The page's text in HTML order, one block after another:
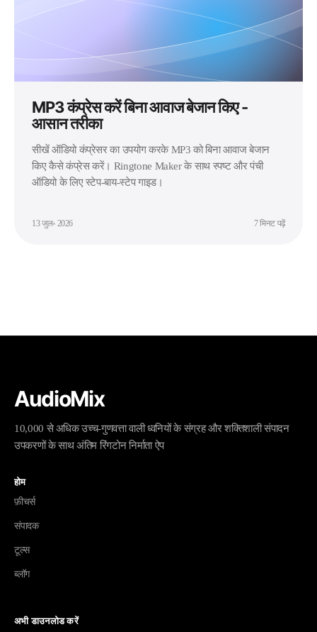
MP3 कंप्रेस करें बिना आवाज बेजान किए -
आसान तरीका
सीखें ऑडियो कंप्रेसर का उपयोग करके MP3 को बिना आवाज बेजान
किए कैसे कंप्रेस करें। Ringtone Maker के साथ स्पष्ट और पंची
ऑडियो के लिए स्टेप-बाय-स्टेप गाइड।
13 जुल॰ 2026 7 मिनट पढ़ें
AudioMix
10,000 से अधिक उच्च-गुणवत्ता वाली ध्वनियों के संग्रह और शक्तिशाली संपादन
उपकरणों के साथ अंतिम रिंगटोन निर्माता ऐप
होम
फ़ीचर्स
संपादक
टूल्स
ब्लॉग
अभी डाउनलोड करें